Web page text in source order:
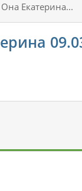
Екатерина...